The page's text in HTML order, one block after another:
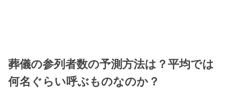
葬儀の参列者数の予測方法は？平均では
何名ぐらい呼ぶものなのか？